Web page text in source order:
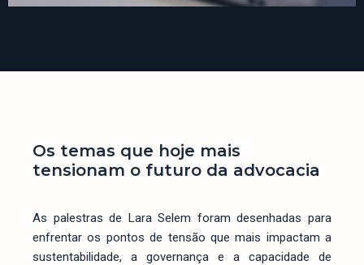
Os temas que hoje mais
tensionam o futuro da advocacia
As palestras de Lara Selem foram desenhadas para
enfrentar os pontos de tensão que mais impactam a
sustentabilidade, a governança e a capacidade de